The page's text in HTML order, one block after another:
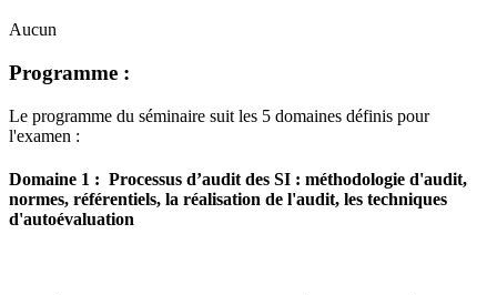
Aucun
Programme :
Le programme du séminaire suit les 5 domaines définis pour
l'examen :
Domaine 1 : Processus d’audit des SI : méthodologie d'audit,
normes, référentiels, la réalisation de l'audit, les techniques
d'autoévaluation